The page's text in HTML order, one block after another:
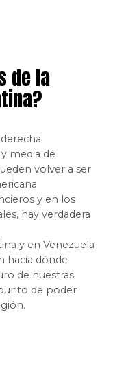
de la
media de
volver a ser
y en los
hay verdadera
y en Venezuela
hacia dónde
de nuestras
de poder